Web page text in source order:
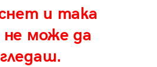
и така
не може да